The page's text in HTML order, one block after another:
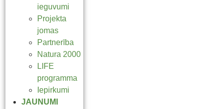
ieguvumi
Projekta
jomas
Partnerība
Natura 2000
LIFE
programma
Iepirkumi
JAUNUMI